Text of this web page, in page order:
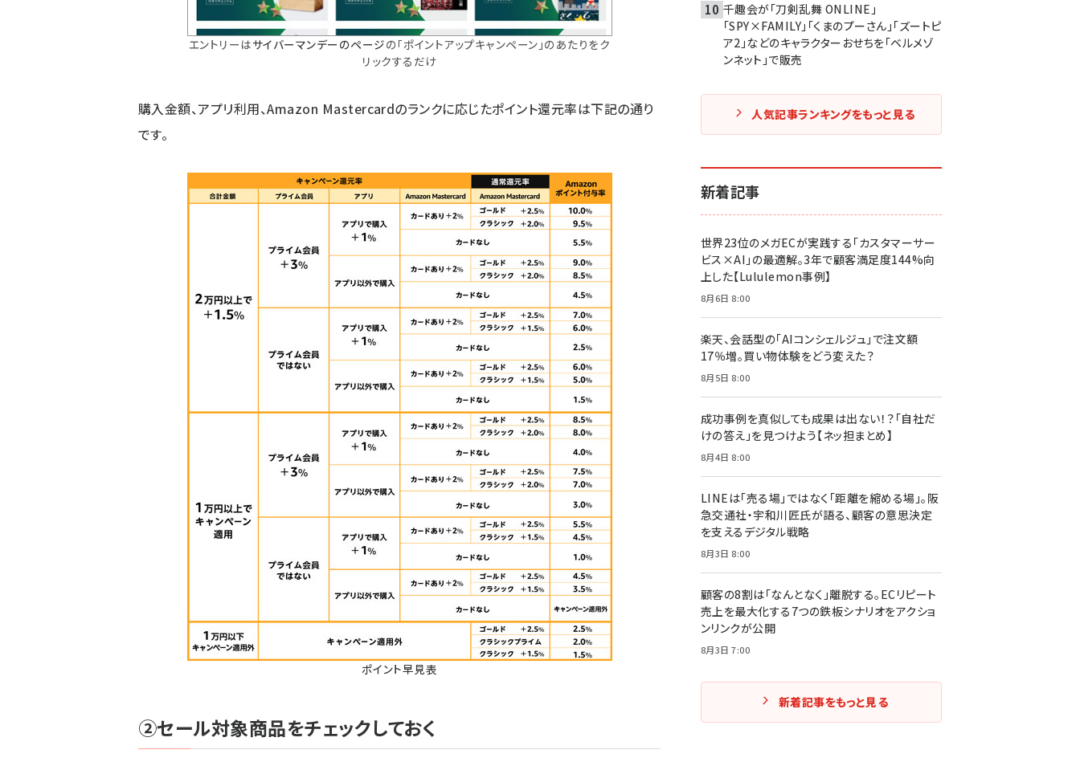
エントリーはサイバーマンデーのページの「ポイントアップキャンペーン」のあたりをク
リックするだけ
購入金額、アプリ利用、Amazon Mastercardのランクに応じたポイント還元率は下記の通り
です。
ポイント早見表
②セール対象商品をチェックしておく
千趣会が「刀剣乱舞 ONLINE」
「SPY×FAMILY」「くまのプーさん」「ズートピ
ア2」などのキャラクターおせちを「ベルメゾ
ンネット」で販売
人気記事ランキングをもっと見る
新着記事
世界23位のメガECが実践する「カスタマーサー
ビス×AI」の最適解。3年で顧客満足度144%向
上した【Lululemon事例】
8月6日 8:00
楽天、会話型の「AIコンシェルジュ」で注文額
17％増。買い物体験をどう変えた？
8月5日 8:00
成功事例を真似しても成果は出ない！？「自社だ
けの答え」を見つけよう【ネッ担まとめ】
8月4日 8:00
LINEは「売る場」ではなく「距離を縮める場」。阪
急交通社・宇和川匠氏が語る、顧客の意思決定
を支えるデジタル戦略
8月3日 8:00
顧客の8割は「なんとなく」離脱する。ECリピート
売上を最大化する7つの鉄板シナリオをアクショ
ンリンクが公開
8月3日 7:00
新着記事をもっと見る